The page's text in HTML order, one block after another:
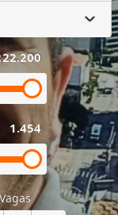
1.454